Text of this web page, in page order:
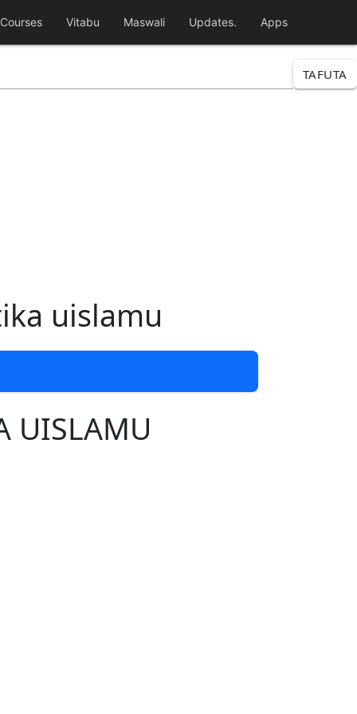
Courses Vitabu Maswali Updates. Apps
TAFUTA
uislamu
UISLAMU